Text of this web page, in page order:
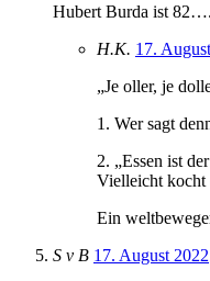
Hubert Burda ist
H.K. 17.
„Je oller, je
1. Wer sagt
2. „Essen ist
Vielleicht kocht
Ein
S v B 17. August 2022